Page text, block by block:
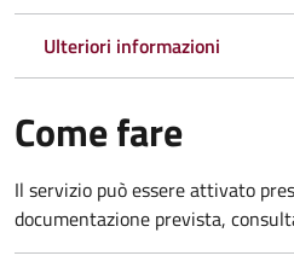
Ulteriori informazioni
Come fare
Il servizio può essere attivato
documentazione prevista,